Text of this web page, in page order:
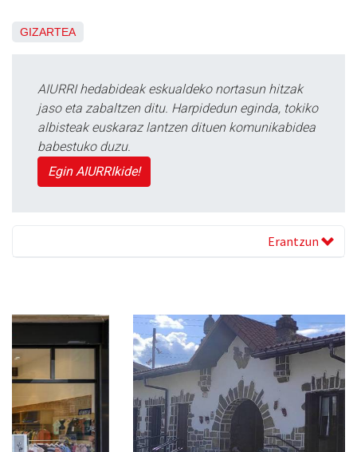
GIZARTEA
AIURRI hedabideak eskualdeko nortasun hitzak
jaso eta zabaltzen ditu. Harpidedun eginda, tokiko
albisteak euskaraz lantzen dituen komunikabidea
babestuko duzu.
Egin AIURRIkide!
Erantzun